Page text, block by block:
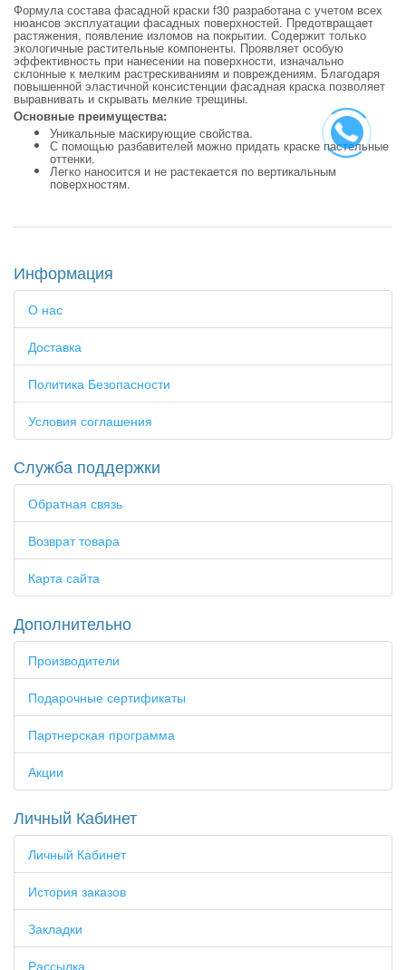
Формула состава фасадной краски f30 разработана с учетом всех
нюансов эксплуатации фасадных поверхностей. Предотвращает
растяжения, появление изломов на покрытии. Содержит только
экологичные растительные компоненты. Проявляет особую
эффективность при нанесении на поверхности, изначально
склонные к мелким растрескиваниям и повреждениям. Благодаря
повышенной эластичной консистенции фасадная краска позволяет
выравнивать и скрывать мелкие трещины.
Основные преимущества:
Уникальные маскирующие свойства.
С помощью разбавителей можно придать краске пастельные
оттенки.
Легко наносится и не растекается по вертикальным
поверхностям.
Информация
О нас
Доставка
Политика Безопасности
Условия соглашения
Служба поддержки
Обратная связь
Возврат товара
Карта сайта
Дополнительно
Производители
Подарочные сертификаты
Партнерская программа
Акции
Личный Кабинет
Личный Кабинет
История заказов
Закладки
Рассылка